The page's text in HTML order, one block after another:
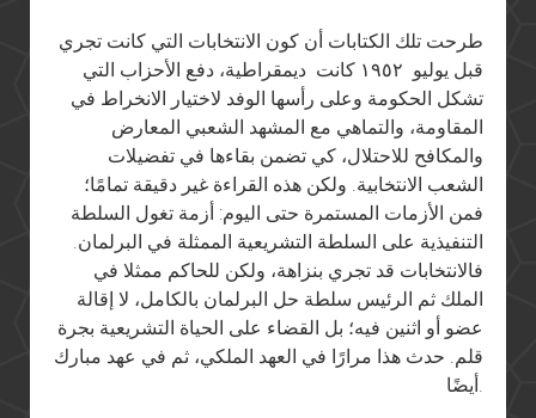
طرحت تلك الكتابات أن كون الانتخابات التي كانت تجري
قبل يوليو ١٩٥٢ كانت ديمقراطية، دفع الأحزاب التي
تشكل الحكومة وعلى رأسها الوفد لاختيار الانخراط في
المقاومة، والتماهي مع المشهد الشعبي المعارض
والمكافح للاحتلال، كي تضمن بقاءها في تفضيلات
الشعب الانتخابية. ولكن هذه القراءة غير دقيقة تمامًا؛
فمن الأزمات المستمرة حتى اليوم: أزمة تغول السلطة
التنفيذية على السلطة التشريعية الممثلة في البرلمان.
فالانتخابات قد تجري بنزاهة، ولكن للحاكم ممثلا في
الملك ثم الرئيس سلطة حل البرلمان بالكامل، لا إقالة
عضو أو اثنين فيه؛ بل القضاء على الحياة التشريعية بجرة
قلم. حدث هذا مرارًا في العهد الملكي، ثم في عهد مبارك